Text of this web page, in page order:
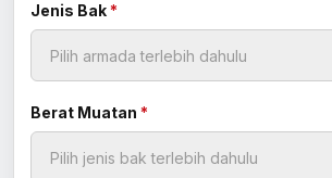
Jenis Bak*
Berat Muatan *